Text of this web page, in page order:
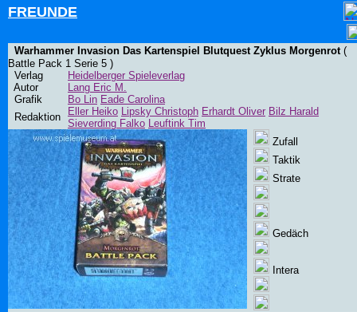
FREUNDE
Warhammer Invasion Das Kartenspiel Blutquest Zyklus Morgenrot (
Battle Pack 1 Serie 5 )
Verlag
Heidelberger Spieleverlag
Autor
Lang Eric M.
Grafik
Bo Lin Eade Carolina
Redaktion
Eller Heiko Lipsky Christoph Erhardt Oliver Bilz Harald
Sieverding Falko Leuftink Tim
Zufall
Taktik
Strate
Gedäch
Intera